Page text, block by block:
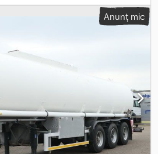
de încărcare:53 m³, suspensie:aer,
100 km/h ,
camion
| Prelată rulantă, platformă de lucru |
R22.5 | Benă din aluminiu | Dimensiuni
H: 2,30 m | Vehicul austriac | Ne
de introducere și vânzare
Dock
Anunț mic